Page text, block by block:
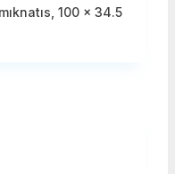
100 x 34.5